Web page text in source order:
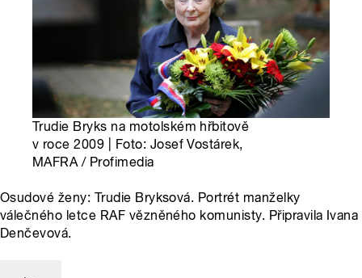
Trudie Bryks na motolském hřbitově
v roce 2009 | Foto: Josef Vostárek,
MAFRA / Profimedia
Osudové ženy: Trudie Bryksová. Portrét manželky
válečného letce RAF vězněného komunisty. Připravila Ivana
Denčevová.